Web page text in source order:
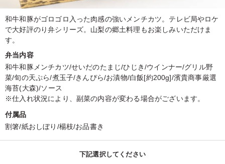
和牛和豚がゴロゴロ入った肉感の強いメンチカツ。テレビ局やロケ
で大好評のり弁シリーズ。山梨の郷土料理もお楽しみいただけま
す。
弁当内容
和牛和豚メンチカツ/せいだのたまじ/ひじき/ウインナー/グリル野
菜/旬の天ぷら/煮玉子/きんぴら/お漬物/白飯[約200g]/濱貴商事厳選
海苔(大森)/ソース
※仕入れ状況により、副菜の内容が変わる場合がございます。
付属品
割箸/紙おしぼり/楊枝/お品書き
下記選択してください